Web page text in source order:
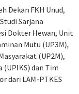
Dekan FKH Unud,
Sarjana
Dokter Hewan, Unit
Mutu (UP3M),
(UP2M),
dan Tim
dari LAM-PTKES